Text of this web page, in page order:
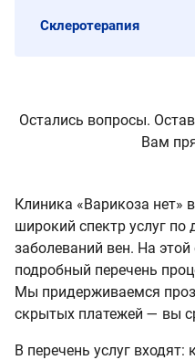
Клиника «Варикоза нет»
широкий спектр услуг по
заболеваний вен. На
подробный перечень
Мы придерживаемся
скрытых платежей — вы
В перечень услуг входят:
Склеротерапия
Остались вопросы.
Вам